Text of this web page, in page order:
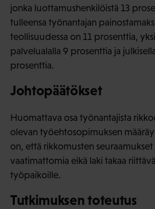
jonka luottamushenkilöistä 13
tulleensa työnantajan
teollisuudessa on 11 prosenttia,
palvelualalla 9 prosenttia ja
prosenttia.
Johtopäätökset
Huomattava osa työnantajista
olevan työehtosopimuksen
on, että rikkomusten seuraamukset
vaatimattomia eikä laki takaa
työpaikoille.
Tutkimuksen toteutus